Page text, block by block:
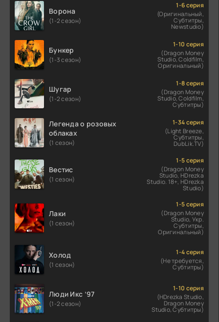
Ворона
(1-2 сезон)
1-6 серия
(Оригинальный,
Субтитры,
Newstudio)
Бункер
(1-3 сезон)
1-10 серия
(Dragon Money
Studio, Coldfilm,
Оригинальный)
Шугар
(1-2 сезон)
1-8 серия
(Dragon Money
Studio, Coldfilm,
Субтитры)
Легенда о розовых
облаках
(1 сезон)
1-34 серия
(Light Breeze,
Субтитры,
DubLik.TV)
Вестис
(1 сезон)
1-5 серия
(Dragon Money
Studio, HDrezka
Studio. 18+, HDrezka
Studio)
Лаки
(1 сезон)
1-5 серия
(Dragon Money
Studio, Укр.
Субтитры,
Оригинальный)
Холод
(1 сезон)
1-4 серия
(Не требуется,
Субтитры)
Люди Икс ’97
(1-2 сезон)
1-10 серия
(HDrezka Studio,
Dragon Money
Studio, Субтитры)